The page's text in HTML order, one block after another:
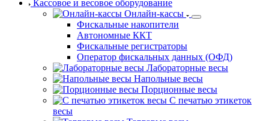
Кассовое и весовое оборудование
Онлайн-кассы
Фискальные накопители
Автономные ККТ
Фискальные регистраторы
Оператор фискальных данных (ОФД)
Лабораторные весы
Напольные весы
Порционные весы
С печатью этикеток
весы